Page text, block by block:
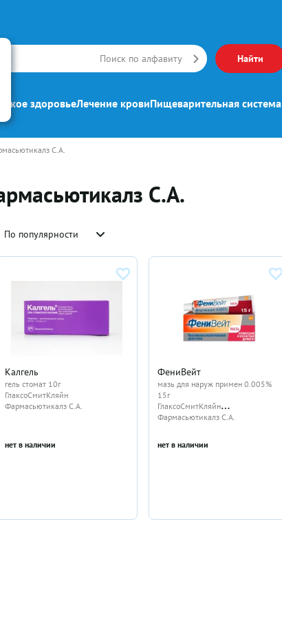
Поиск по алфавиту Найти
здоровьеЛечение кровиПищеварительная система
С.А.
С.А.
По популярности
Калгель
гель стомат 10г
ГлаксоСмитКляйн
Фармасьютикалз С.А.
нет в наличии
ФениВейт
мазь для наруж примен 0.005%
15г
ГлаксоСмитКляйн
Фармасьютикалз С.А.
нет в наличии